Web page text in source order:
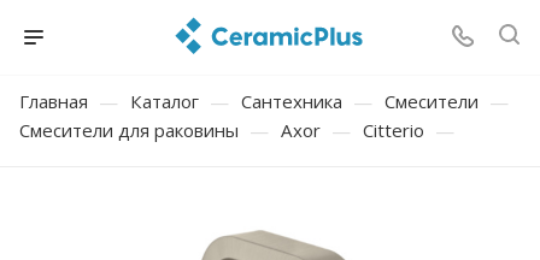
Главная — Каталог — Сантехника — Смесители —
Смесители для раковины — Axor — Citterio —